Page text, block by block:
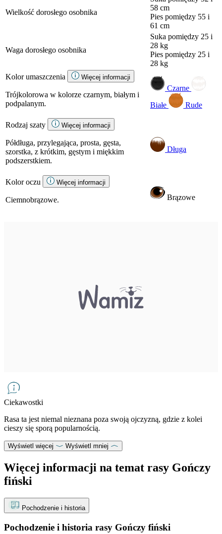
Wielkość dorosłego osobnika
58 cm
Pies pomiędzy 55 i
61 cm
Waga dorosłego osobnika
Suka pomiędzy 25 i
28 kg
Pies pomiędzy 25 i
28 kg
Kolor umaszczenia
Więcej informacji
Trójkolorowa w kolorze czarnym, białym i
podpalanym.
Czarne
Białe
Rude
Rodzaj szaty Więcej informacji
Półdługa, przylegająca, prosta, gęsta,
szorstka, z krótkim, gęstym i miękkim
podszerstkiem.
Długa
Kolor oczu Więcej informacji
Ciemnobrązowe. Brązowe
Ciekawostki
Rasa ta jest niemal nieznana poza swoją ojczyzną, gdzie z kolei
cieszy się sporą popularnością.
Wyświetl więcej Wyświetl mniej
Więcej informacji na temat rasy Gończy
fiński
Pochodzenie i historia
Pochodzenie i historia rasy Gończy fiński